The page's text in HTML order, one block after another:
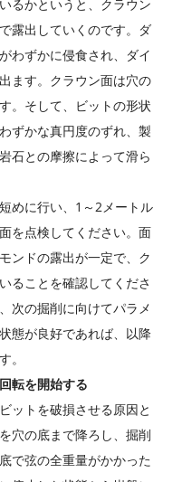
るかというと、クラウン
露出していくのです。ダ
わずかに侵食され、ダイ
ます。クラウン面は穴の
。そして、ビットの形状
ずかな真円度のずれ、製
石との摩擦によって滑ら
めに行い、1～2メートル
を点検してください。面
ンドの露出が一定で、ク
ることを確認してくださ
次の掘削に向けてパラメ
態が良好であれば、以降
。
転を開始する
ットを破損させる原因と
穴の底まで降ろし、掘削
で弦の全重量がかかった